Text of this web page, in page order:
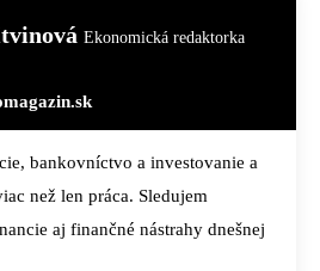
Ekonomická redaktorka
bankovníctvo a investovanie a
než len práca. Sledujem
aj finančné nástrahy dnešnej